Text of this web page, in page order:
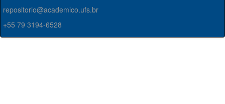
repositorio@academico.ufs.br
+55 79 3194-6528